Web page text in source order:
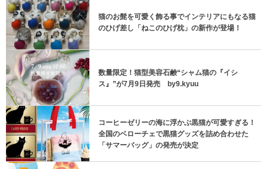
猫のお髭を可愛く飾る事でインテリアにもなる猫
のひげ差し「ねこのひげ枕」の新作が登場！
数量限定！猫型美容石鹸“シャム猫の『イシ
ス』”が7月9日発売 by9.kyuu
コーヒーゼリーの海に浮かぶ黒猫が可愛すぎる！
全国のベローチェで黒猫グッズを詰め合わせた
「サマーバッグ」の発売が決定